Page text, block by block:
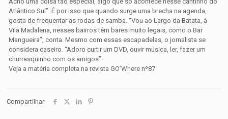
Atlântico Sul”. É por isso que quando surge uma brecha na agenda,
gosta de frequentar as rodas de samba. “Vou ao Largo da Batata, à
Vila Madalena, nesses bairros têm bares muito legais, como o Bar
Mangueira”, conta. Mesmo com essas escapadelas, o jornalista se
considera caseiro. “Adoro curtir um DVD, ouvir música, ler, fazer um
churrasquinho com os amigos”.
Veja a matéria completa na revista GO’Where nº87
Compartilhar